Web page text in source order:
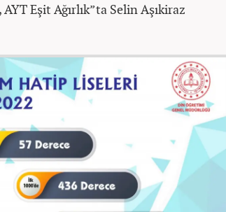
Eşit Ağırlık”ta Selin Aşıkiraz